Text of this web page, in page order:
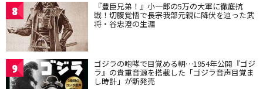
8 『豊臣兄弟！』小一郎の5万の大軍に徹底抗
戦！切腹覚悟で長宗我部元親に降伏を迫った武
将・谷忠澄の生涯
9 ゴジラの咆哮で目覚める朝…1954年公開『ゴジ
ラ』の貴重音源を搭載した「ゴジラ音声目覚ま
し時計」が新発売